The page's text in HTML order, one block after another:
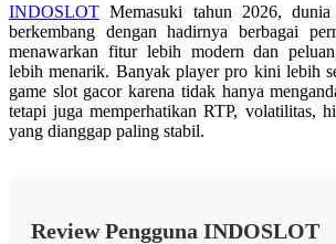
INDOSLOT Memasuki tahun 2026,
berkembang dengan hadirnya berbagai
menawarkan fitur lebih modern dan
lebih menarik. Banyak player pro kini lebih
game slot gacor karena tidak hanya
tetapi juga memperhatikan RTP, volatilitas,
yang dianggap paling stabil.
Review Pengguna INDOSLOT